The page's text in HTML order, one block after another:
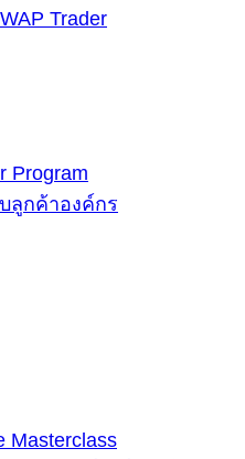
Trader
Program
ลูกค้าองค์กร
Masterclass